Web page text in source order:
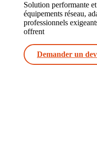
Solution performante
équipements réseau,
professionnels
offrent
Demander un